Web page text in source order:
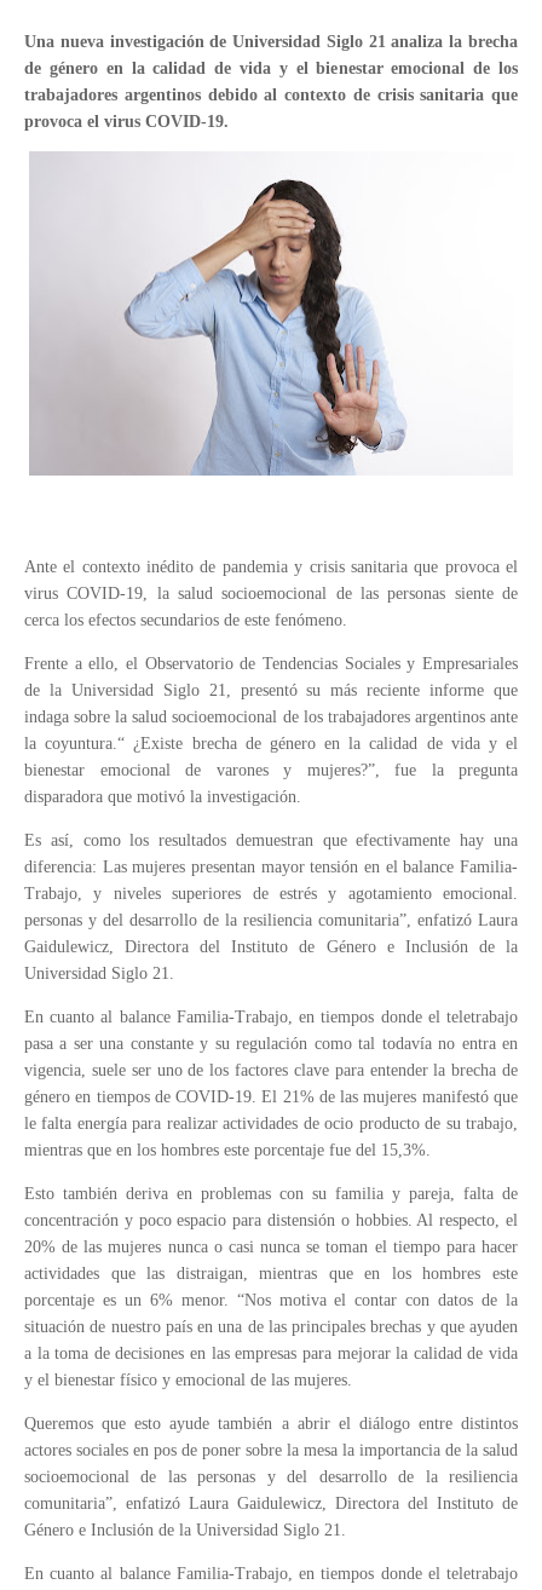
Una nueva investigación de Universidad Siglo 21 analiza la brecha
de género en la calidad de vida y el bienestar emocional de los
trabajadores argentinos debido al contexto de crisis sanitaria que
provoca el virus COVID-19.
Ante el contexto inédito de pandemia y crisis sanitaria que provoca el
virus COVID-19, la salud socioemocional de las personas siente de
cerca los efectos secundarios de este fenómeno.
Frente a ello, el Observatorio de Tendencias Sociales y Empresariales
de la Universidad Siglo 21, presentó su más reciente informe que
indaga sobre la salud socioemocional de los trabajadores argentinos ante
la coyuntura.“ ¿Existe brecha de género en la calidad de vida y el
bienestar emocional de varones y mujeres?”, fue la pregunta
disparadora que motivó la investigación.
Es así, como los resultados demuestran que efectivamente hay una
diferencia: Las mujeres presentan mayor tensión en el balance Familia-
Trabajo, y niveles superiores de estrés y agotamiento emocional.
personas y del desarrollo de la resiliencia comunitaria”, enfatizó Laura
Gaidulewicz, Directora del Instituto de Género e Inclusión de la
Universidad Siglo 21.
En cuanto al balance Familia-Trabajo, en tiempos donde el teletrabajo
pasa a ser una constante y su regulación como tal todavía no entra en
vigencia, suele ser uno de los factores clave para entender la brecha de
género en tiempos de COVID-19. El 21% de las mujeres manifestó que
le falta energía para realizar actividades de ocio producto de su trabajo,
mientras que en los hombres este porcentaje fue del 15,3%.
Esto también deriva en problemas con su familia y pareja, falta de
concentración y poco espacio para distensión o hobbies. Al respecto, el
20% de las mujeres nunca o casi nunca se toman el tiempo para hacer
actividades que las distraigan, mientras que en los hombres este
porcentaje es un 6% menor. “Nos motiva el contar con datos de la
situación de nuestro país en una de las principales brechas y que ayuden
a la toma de decisiones en las empresas para mejorar la calidad de vida
y el bienestar físico y emocional de las mujeres.
Queremos que esto ayude también a abrir el diálogo entre distintos
actores sociales en pos de poner sobre la mesa la importancia de la salud
socioemocional de las personas y del desarrollo de la resiliencia
comunitaria”, enfatizó Laura Gaidulewicz, Directora del Instituto de
Género e Inclusión de la Universidad Siglo 21.
En cuanto al balance Familia-Trabajo, en tiempos donde el teletrabajo